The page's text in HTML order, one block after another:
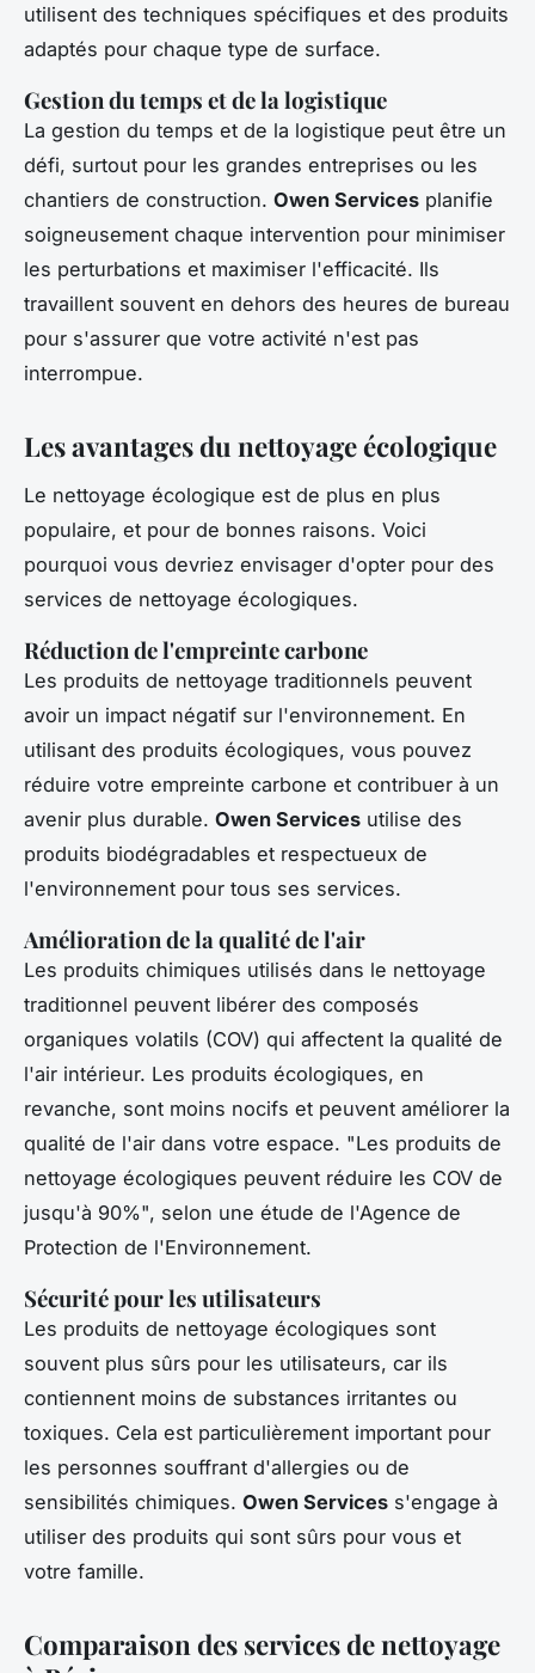
utilisent des techniques spécifiques et des produits
adaptés pour chaque type de surface.
Gestion du temps et de la logistique
La gestion du temps et de la logistique peut être un
défi, surtout pour les grandes entreprises ou les
chantiers de construction. Owen Services planifie
soigneusement chaque intervention pour minimiser
les perturbations et maximiser l'efficacité. Ils
travaillent souvent en dehors des heures de bureau
pour s'assurer que votre activité n'est pas
interrompue.
Les avantages du nettoyage écologique
Le nettoyage écologique est de plus en plus
populaire, et pour de bonnes raisons. Voici
pourquoi vous devriez envisager d'opter pour des
services de nettoyage écologiques.
Réduction de l'empreinte carbone
Les produits de nettoyage traditionnels peuvent
avoir un impact négatif sur l'environnement. En
utilisant des produits écologiques, vous pouvez
réduire votre empreinte carbone et contribuer à un
avenir plus durable. Owen Services utilise des
produits biodégradables et respectueux de
l'environnement pour tous ses services.
Amélioration de la qualité de l'air
Les produits chimiques utilisés dans le nettoyage
traditionnel peuvent libérer des composés
organiques volatils (COV) qui affectent la qualité de
l'air intérieur. Les produits écologiques, en
revanche, sont moins nocifs et peuvent améliorer la
qualité de l'air dans votre espace. "Les produits de
nettoyage écologiques peuvent réduire les COV de
jusqu'à 90%", selon une étude de l'Agence de
Protection de l'Environnement.
Sécurité pour les utilisateurs
Les produits de nettoyage écologiques sont
souvent plus sûrs pour les utilisateurs, car ils
contiennent moins de substances irritantes ou
toxiques. Cela est particulièrement important pour
les personnes souffrant d'allergies ou de
sensibilités chimiques. Owen Services s'engage à
utiliser des produits qui sont sûrs pour vous et
votre famille.
Comparaison des services de nettoyage